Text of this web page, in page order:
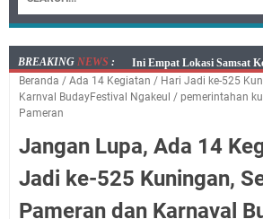
BREAKING NEWS :
Jumat 7 Agustus 2026
Kecamatan Sindangagung
Kelaparan Meskipun
Salat Lima Waktu itu
Beranda / Ada 14 Kegiatan / Hari Jadi ke-525
Karnval BudayFestival Ngakeul / pemerintahan
Pameran
Jangan Lupa, Ada 14
Jadi ke-525 Kuningan,
Pameran dan Karnaval